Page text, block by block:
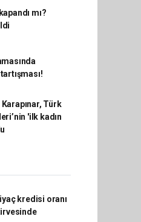
mı?
Türk
'ilk kadın
kredisi oranı